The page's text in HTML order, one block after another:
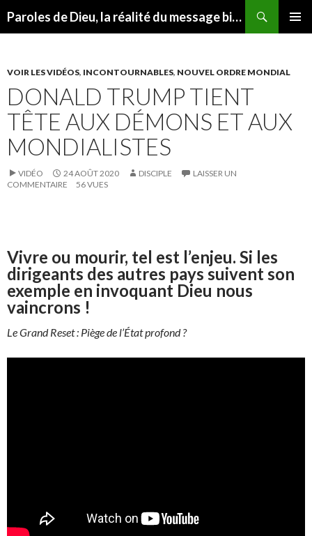
Paroles de Dieu, la réalité du message biblique
VOIR LES VIDÉOS, INCONTOURNABLES, NOUVEL ORDRE MONDIAL
DONALD TRUMP TIENT
TÊTE AUX DÉMONS ET AUX
MONDIALISTES
VIDÉO 24 AOÛT 2020 DISCIPLE
LAISSER UN
COMMENTAIRE
56 VUES
Vivre ou mourir, tel est l’enjeu. Si les
dirigeants des autres pays suivent son
exemple en invoquant Dieu nous
vaincrons !
Le Grand Reset : Piège de l’État profond ?